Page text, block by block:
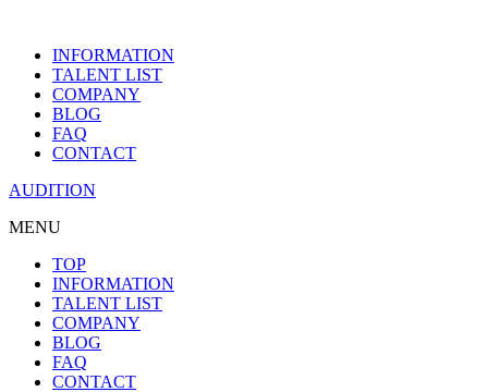
INFORMATION
TALENT LIST
COMPANY
BLOG
FAQ
CONTACT
AUDITION
MENU
TOP
INFORMATION
TALENT LIST
COMPANY
BLOG
FAQ
CONTACT